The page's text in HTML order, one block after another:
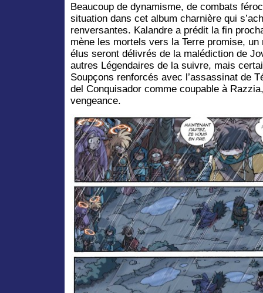
Beaucoup de dynamisme, de combats
situation dans cet album charnière qui
renversantes. Kalandre a prédit la fin
mène les mortels vers la Terre promise, un
élus seront délivrés de la malédiction de
autres Légendaires de la suivre, mais
Soupçons renforcés avec l’assassinat de
del Conquisador comme coupable à
vengeance.